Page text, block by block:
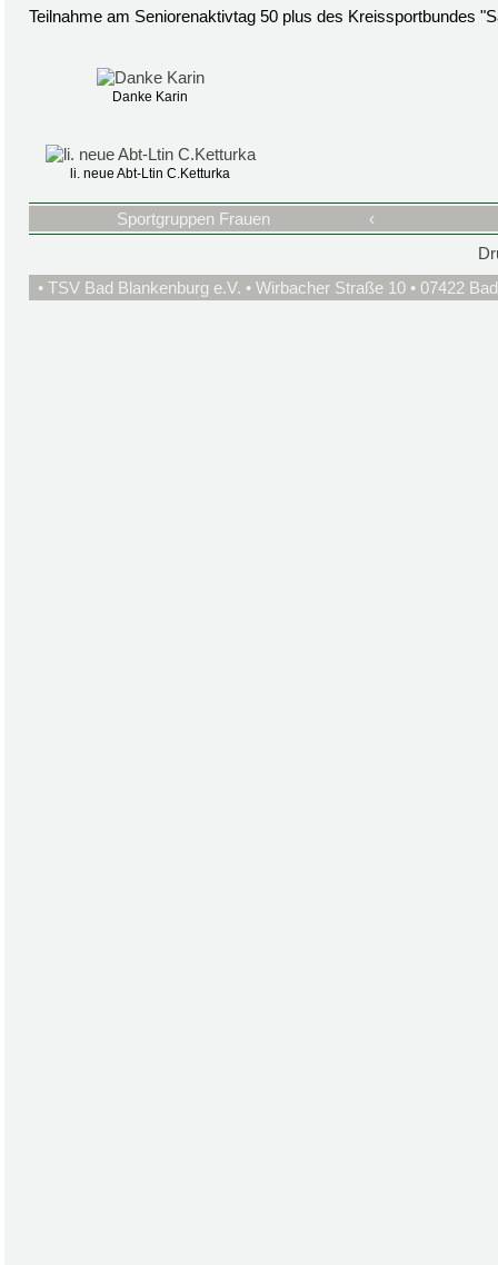
Teilnahme am Seniorenaktivtag 50 plus des Kreissportbundes
Danke Karin
li. neue Abt-Ltin C.Ketturka
Sportgruppen Frauen
‹
• TSV Bad Blankenburg e.V. • Wirbacher Straße 10 • 07422